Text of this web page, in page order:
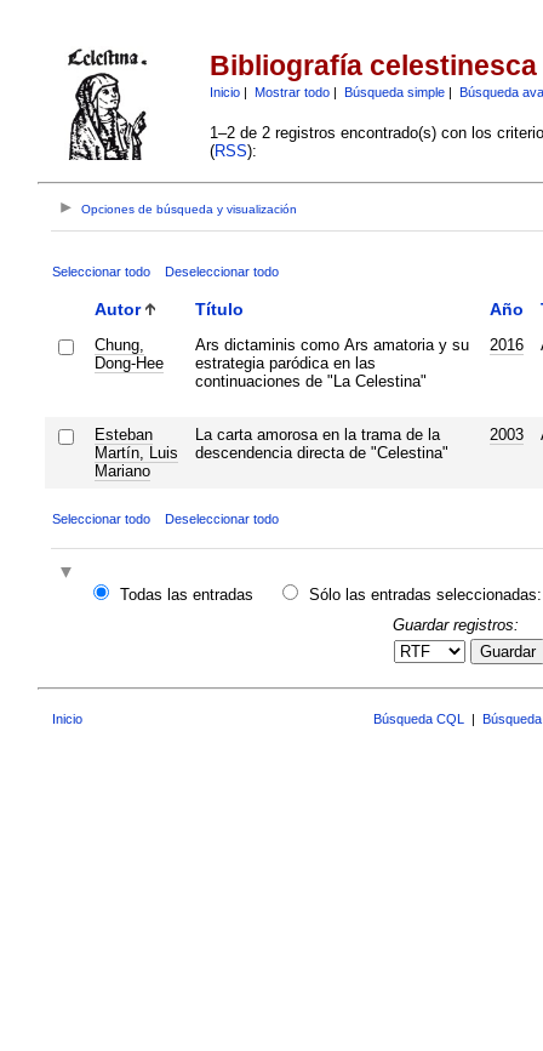
Bibliografía celestinesca
Inicio| Mostrar todo| Búsqueda simple| Búsqueda
1–2 de 2 registros encontrado(s) con los
(RSS):
Opciones de búsqueda y visualización
Seleccionar todo Deseleccionar todo
Autor Título Año
Chung,
Dong-Hee
Ars dictaminis como Ars amatoria y su
estrategia paródica en las
continuaciones de "La Celestina"
2016
Esteban
Martín, Luis
Mariano
La carta amorosa en la trama de la
descendencia directa de "Celestina"
2003
Seleccionar todo Deseleccionar todo
Todas las entradas
Sólo las entradas seleccionadas:
Guardar registros:
Guardar
Inicio Búsqueda CQL